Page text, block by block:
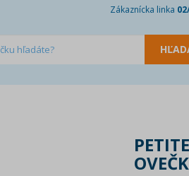
Zákaznícka linka